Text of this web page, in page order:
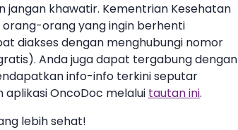
jangan khawatir. Kementrian Kesehatan
orang yang ingin berhenti
diakses dengan menghubungi nomor
Anda juga dapat tergabung dengan
info-info terkini seputar
OncoDoc melalui tautan ini.
lebih sehat!